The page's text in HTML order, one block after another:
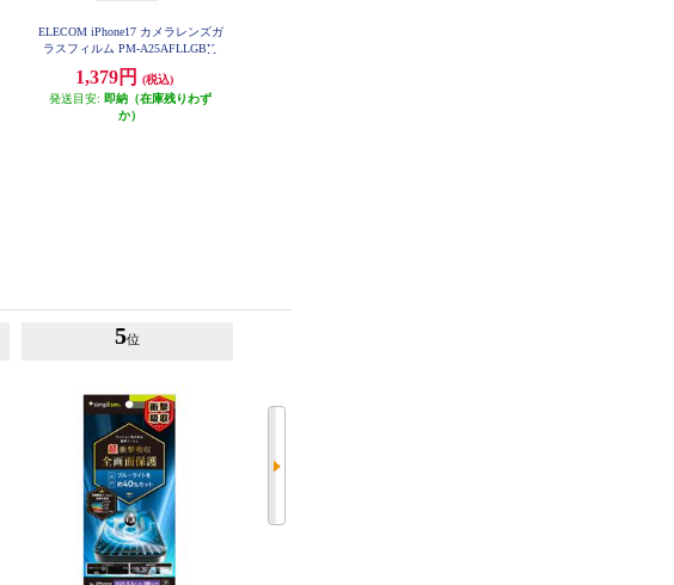
ELECOM iPhone17 カメラレンズガ
ラスフィルム PM-A25AFLLGBK
1,379円
(税込)
発送目安: 即納（在庫残りわず
か）
5位